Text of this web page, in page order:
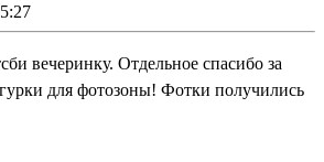
вечеринку. Отдельное спасибо за
для фотозоны! Фотки получились